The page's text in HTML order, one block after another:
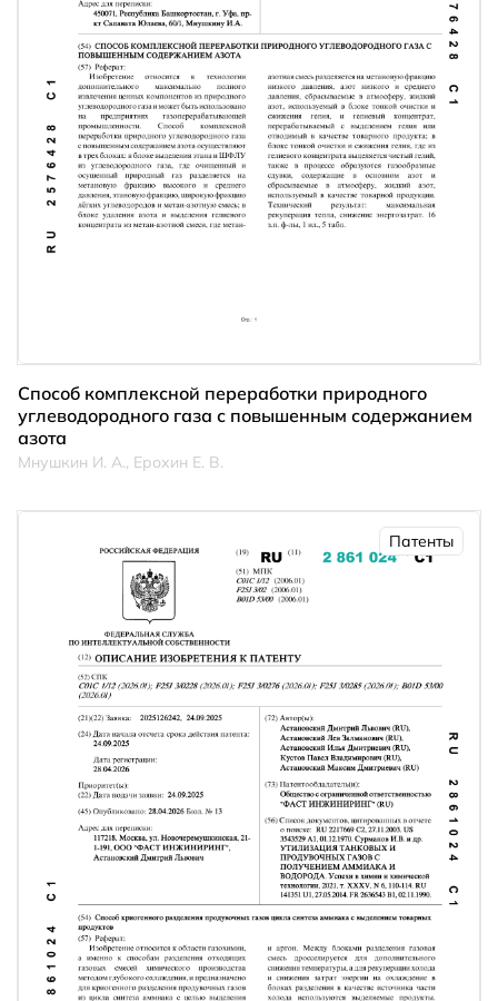
Способ комплексной переработки природного
углеводородного газа с повышенным содержанием
азота
Мнушкин И. А., Ерохин Е. В.
Патенты